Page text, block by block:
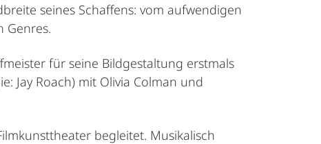
seines Schaffens: vom aufwendigen
Genres.
für seine Bildgestaltung erstmals
Jay Roach) mit Olivia Colman und
begleitet. Musikalisch